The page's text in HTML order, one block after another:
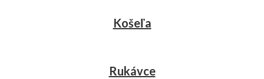
Košeľa
Rukávce